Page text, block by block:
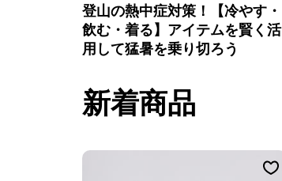
登山の熱中症対策！【冷やす・
飲む・着る】アイテムを賢く活
用して猛暑を乗り切ろう
新着商品